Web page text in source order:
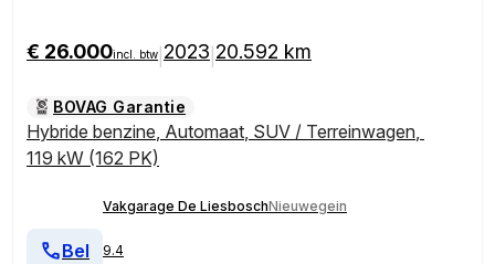
€ 26.000incl. btw 2023 20.592 km
BOVAG Garantie
Hybride benzine, Automaat, SUV / Terreinwagen,
119 kW (162 PK)
Vakgarage De LiesboschNieuwegein
9.4
Bel